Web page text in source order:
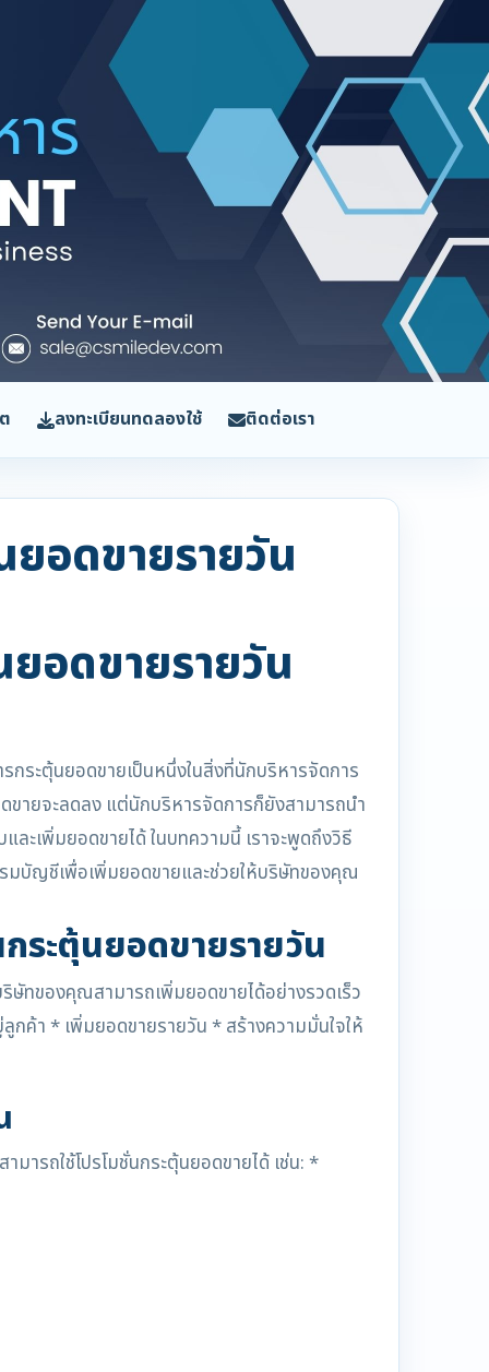
ลงทะเบียนทดลองใช้ ติดต่อเรา
ยอดขายรายวัน
ยอดขายรายวัน
กระตุ้นยอดขายเป็นหนึ่งในสิ่งที่นักบริหารจัดการ
ายจะลดลง แต่นักบริหารจัดการก็ยังสามารถนำ
ละเพิ่มยอดขายได้ ในบทความนี้ เราจะพูดถึงวิธี
รมบัญชีเพื่อเพิ่มยอดขายและช่วยให้บริษัทของคุณ
ระตุ้นยอดขายรายวัน
ษัทของคุณสามารถเพิ่มยอดขายได้อย่างรวดเร็ว
กค้า * เพิ่มยอดขายรายวัน * สร้างความมั่นใจให้
ารถใช้โปรโมชั่นกระตุ้นยอดขายได้ เช่น: *